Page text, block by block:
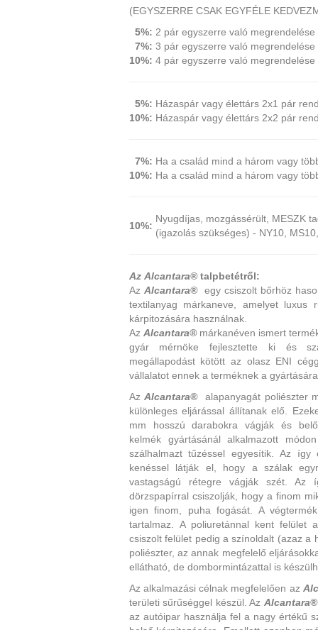
(EGYSZERRE CSAK EGYFÉLE
5%: 2 pár egyszerre való
7%: 3 pár egyszerre való megrendelése
10%: 4 pár egyszerre való megrendelése
5%: Házaspár vagy élettárs 2x1 pár
10%: Házaspár vagy élettárs 2x2 pár
7%: Ha a család mind a három vagy
10%: Ha a család mind a három vagy
10%:
Nyugdíjas, mozgássérült, MESZK
(igazolás szükséges) - NY10,
AzAlcantara®talpbetétről:
Az Alcantara®egy csiszolt bőrhöz
textilanyag márkaneve, amelyet luxus
kárpitozására használnak.
Az Alcantara®márkanéven ismert
gyár mérnöke fejlesztette ki és
megállapodást kötött az olasz ENI
vállalatot ennek a terméknek a
AzAlcantara®alapanyagát poliészter
különleges eljárással állítanak elő.
mm hosszú darabokra vágják és
kelmék gyártásánál alkalmazott
szálhalmazt tűzéssel egyesítik. Az
kenéssel látják el, hogy a szálak
vastagságú rétegre vágják szét. Az
dörzspapírral csiszolják, hogy a finom
igen finom, puha fogását. A
tartalmaz. A poliuretánnal kent felület
csiszolt felület pedig a színoldalt (azaz a
poliészter, az annak megfelelő
ellátható, de dombormintázattal is
Az alkalmazási célnak megfelelően az
területi sűrűséggel készül. Az Alcantara®
az autóipar használja fel a nagy értékű